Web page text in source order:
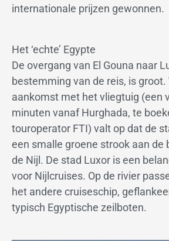
internationale prijzen gewonnen.
Het ‘echte’ Egypte
De overgang van El Gouna naar
bestemming van de reis, is groot.
aankomst met het vliegtuig (een
minuten vanaf Hurghada, te
touroperator FTI) valt op dat de
een smalle groene strook aan de
de Nijl. De stad Luxor is een
voor Nijlcruises. Op de rivier
het andere cruiseschip,
typisch Egyptische zeilboten.